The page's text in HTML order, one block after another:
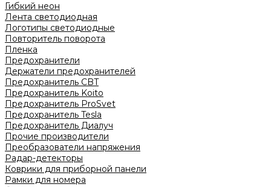
Гибкий неон
Лента светодиодная
Логотипы светодиодные
Повторитель поворота
Пленка
Предохранители
Держатели предохранителей
Предохранитель CBT
Предохранитель Koito
Предохранитель ProSvet
Предохранитель Tesla
Предохранитель Диалуч
Прочие производители
Преобразователи напряжения
Радар-детекторы
Коврики для приборной панели
Рамки для номера